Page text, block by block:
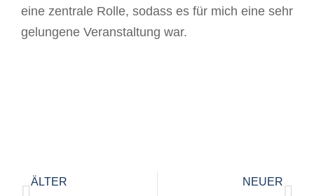
eine zentrale Rolle, sodass es für mich eine sehr
gelungene Veranstaltung war.
ÄLTER
NEUER